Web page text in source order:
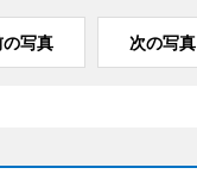
の写真 次の写真